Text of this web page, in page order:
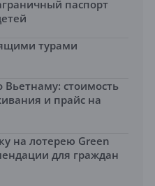
паспорт
турами
Вьетнаму: стоимость
и прайс на
на лотерею Green
для граждан